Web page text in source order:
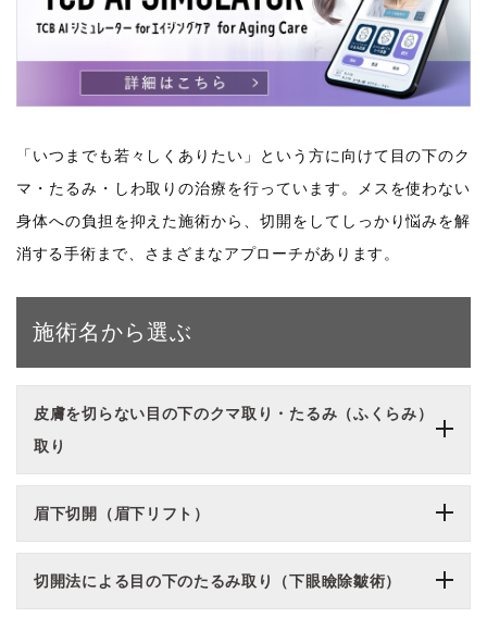
「いつまでも若々しくありたい」という方に向けて目の下のク
マ・たるみ・しわ取りの治療を行っています。メスを使わない
身体への負担を抑えた施術から、切開をしてしっかり悩みを解
消する手術まで、さまざまなアプローチがあります。
施術名から選ぶ
皮膚を切らない目の下のクマ取り・たるみ（ふくらみ）
取り
眉下切開（眉下リフト）
切開法による目の下のたるみ取り（下眼瞼除皺術）